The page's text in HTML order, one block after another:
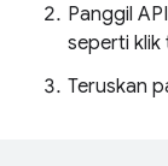
Panggil
seperti klik
Teruskan